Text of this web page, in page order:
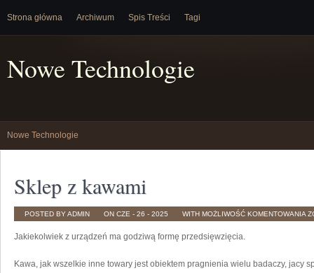
Strona główna Archiwum Spis Treści Tagi
Nowe Technologie
Nowe Technologie
Sklep z kawami
POSTED BY ADMIN ON CZE - 26 - 2025 WITH MOŻLIWOŚĆ KOMENTOWANIA
Z
Jakiekolwiek z urządzeń ma godziwą formę przedsięwzięcia.
Kawa, jak wszelkie inne towary jest obiektem pragnienia wielu badaczy, jacy